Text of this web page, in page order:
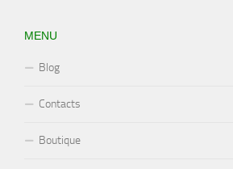
MENU
Blog
Contacts
Boutique